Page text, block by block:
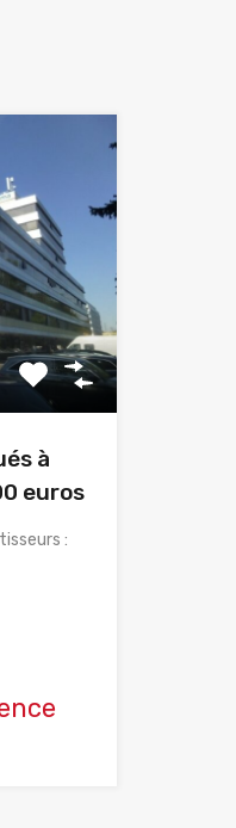
à
euros
: